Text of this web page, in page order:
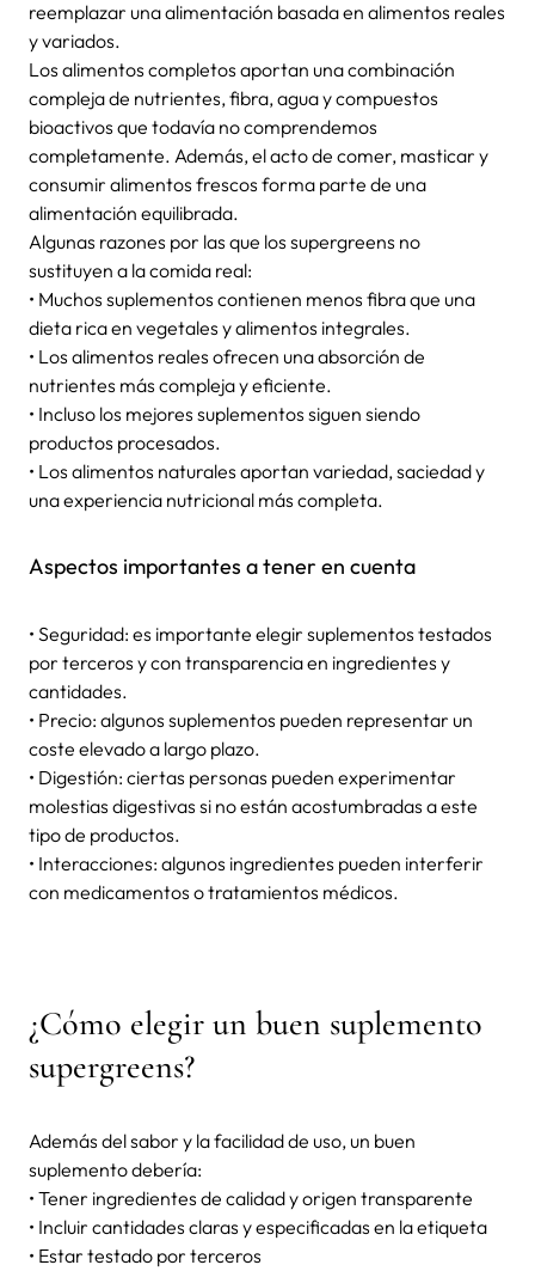
reemplazar una alimentación basada en alimentos reales
y variados.
Los alimentos completos aportan una combinación
compleja de nutrientes, fibra, agua y compuestos
bioactivos que todavía no comprendemos
completamente. Además, el acto de comer, masticar y
consumir alimentos frescos forma parte de una
alimentación equilibrada.
Algunas razones por las que los supergreens no
sustituyen a la comida real:
• Muchos suplementos contienen menos fibra que una
dieta rica en vegetales y alimentos integrales.
• Los alimentos reales ofrecen una absorción de
nutrientes más compleja y eficiente.
• Incluso los mejores suplementos siguen siendo
productos procesados.
• Los alimentos naturales aportan variedad, saciedad y
una experiencia nutricional más completa.
Aspectos importantes a tener en cuenta
• Seguridad: es importante elegir suplementos testados
por terceros y con transparencia en ingredientes y
cantidades.
• Precio: algunos suplementos pueden representar un
coste elevado a largo plazo.
• Digestión: ciertas personas pueden experimentar
molestias digestivas si no están acostumbradas a este
tipo de productos.
• Interacciones: algunos ingredientes pueden interferir
con medicamentos o tratamientos médicos.
¿Cómo elegir un buen suplemento
supergreens?
Además del sabor y la facilidad de uso, un buen
suplemento debería:
• Tener ingredientes de calidad y origen transparente
• Incluir cantidades claras y especificadas en la etiqueta
• Estar testado por terceros